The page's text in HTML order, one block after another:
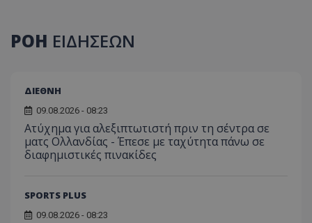
ΡΟΗ ΕΙΔΗΣΕΩΝ
ΔΙΕΘΝΗ
09.08.2026 - 08:23
Ατύχημα για αλεξιπτωτιστή πριν τη σέντρα σε
ματς Ολλανδίας - Έπεσε με ταχύτητα πάνω σε
διαφημιστικές πινακίδες
SPORTS PLUS
09.08.2026 - 08:23